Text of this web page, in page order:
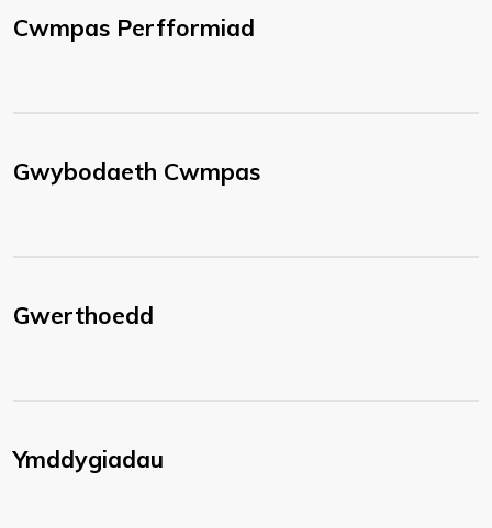
Cwmpas Perfformiad
Gwybodaeth Cwmpas
Gwerthoedd
Ymddygiadau